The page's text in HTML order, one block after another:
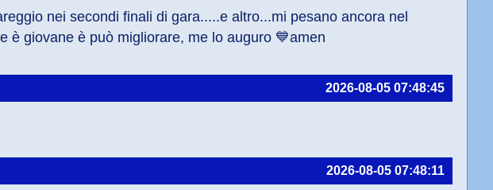
nei secondi finali di gara.....e altro...mi pesano ancora nel
è giovane è può migliorare, me lo auguro 💙amen
2026-08-05 07:48:45
2026-08-05 07:48:11